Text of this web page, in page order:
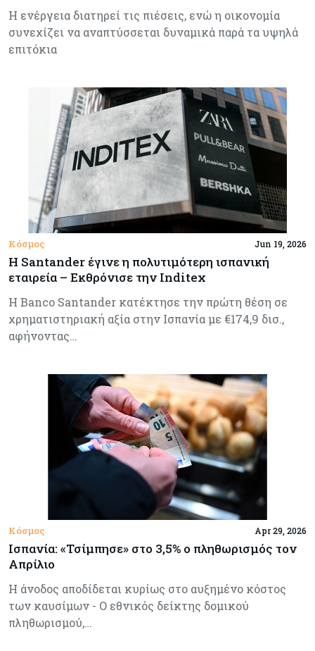
Η ενέργεια διατηρεί τις πιέσεις, ενώ η οικονομία
συνεχίζει να αναπτύσσεται δυναμικά παρά τα υψηλά
επιτόκια
Κόσμος Jun 19, 2026
Η Santander έγινε η πολυτιμότερη ισπανική
εταιρεία – Εκθρόνισε την Inditex
Η Banco Santander κατέκτησε την πρώτη θέση σε
χρηματιστηριακή αξία στην Ισπανία με €174,9 δισ.,
αφήνοντας…
Κόσμος Apr 29, 2026
Ισπανία: «Τσίμπησε» στο 3,5% ο πληθωρισμός τον
Απρίλιο
Η άνοδος αποδίδεται κυρίως στο αυξημένο κόστος
των καυσίμων - Ο εθνικός δείκτης δομικού
πληθωρισμού,…